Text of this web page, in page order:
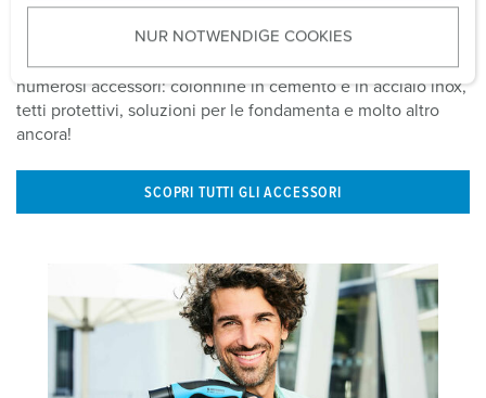
u
w
a
h
l
NUR NOTWENDIGE COOKIES
Accessori per stazioni di ricarica
Per le nostre wallbox e stazioni di ricarica esistono
numerosi accessori: colonnine in cemento e in acciaio inox,
tetti protettivi, soluzioni per le fondamenta e molto altro
ancora!
SCOPRI TUTTI GLI ACCESSORI